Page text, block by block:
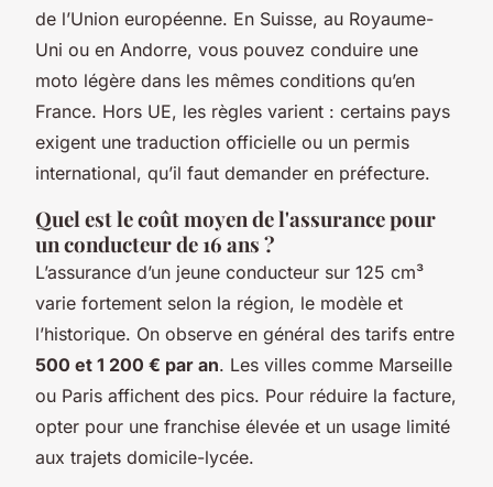
de l’Union européenne. En Suisse, au Royaume-
Uni ou en Andorre, vous pouvez conduire une
moto légère dans les mêmes conditions qu’en
France. Hors UE, les règles varient : certains pays
exigent une traduction officielle ou un permis
international, qu’il faut demander en préfecture.
Quel est le coût moyen de l'assurance pour
un conducteur de 16 ans ?
L’assurance d’un jeune conducteur sur 125 cm³
varie fortement selon la région, le modèle et
l’historique. On observe en général des tarifs entre
500 et 1 200 € par an. Les villes comme Marseille
ou Paris affichent des pics. Pour réduire la facture,
opter pour une franchise élevée et un usage limité
aux trajets domicile-lycée.